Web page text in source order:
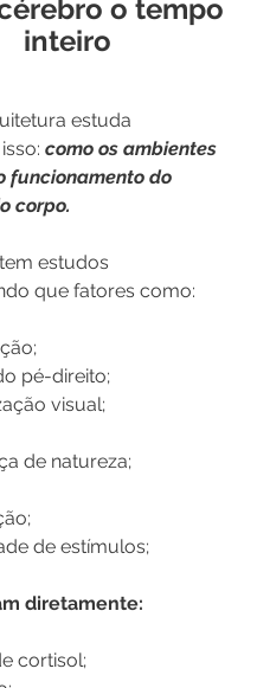
o tempo
inteiro
estuda
como os ambientes
funcionamento do
corpo.
estudos
que fatores como:
pé-direito;
visual;
de natureza;
de estímulos;
diretamente:
cortisol;